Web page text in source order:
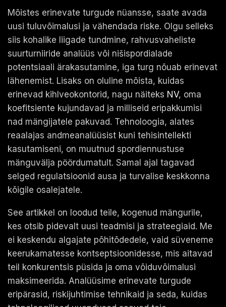
Mõistes erinevate turgude nüansse, saate avada
uusi tuluvõimalusi ja vähendada riske. Olgu selleks
siis kohalike liigade tundmine, rahvusvaheliste
suurturniiride analüüs või nišispordialade
potentsiaali ärakasutamine, iga turg nõuab erinevat
lähenemist. Lisaks on oluline mõista, kuidas
erinevad kihlveokontorid, nagu näiteks NV, oma
koefitsiente kujundavad ja milliseid eripakkumisi
nad mängijatele pakuvad. Tehnoloogia, alates
reaalajas andmeanalüüsist kuni tehisintellekti
kasutamiseni, on muutnud spordiennustuse
mänguvälja pöördumatult. Samal ajal tagavad
selged regulatsioonid ausa ja turvalise keskkonna
kõigile osalejatele.
See artikkel on loodud teile, kogenud mängurile,
kes otsib pidevalt uusi teadmisi ja strateegiaid. Me
ei keskendu algajate põhitõdedele, vaid süveneme
keerukamatesse kontseptsioonidesse, mis aitavad
teil konkurentsis püsida ja oma võiduvõimalusi
maksimeerida. Analüüsime erinevate turgude
eripärasid, riskijuhtimise tehnikaid ja seda, kuidas